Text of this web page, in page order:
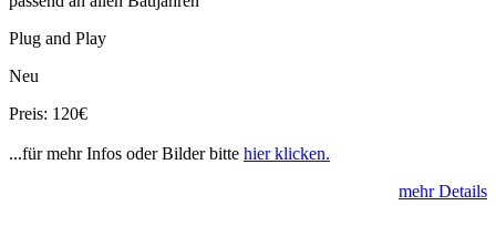
Plug and Play
Neu
Preis: 120€
...für mehr Infos oder Bilder bitte hier klicken.
mehr Details